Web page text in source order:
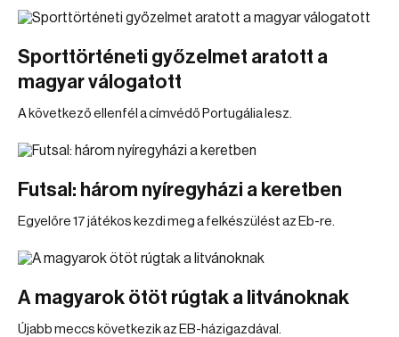
Sporttörténeti győzelmet aratott a
magyar válogatott
A következő ellenfél a címvédő Portugália lesz.
Futsal: három nyíregyházi a keretben
Egyelőre 17 játékos kezdi meg a felkészülést az Eb-re.
A magyarok ötöt rúgtak a litvánoknak
Újabb meccs következik az EB-házigazdával.